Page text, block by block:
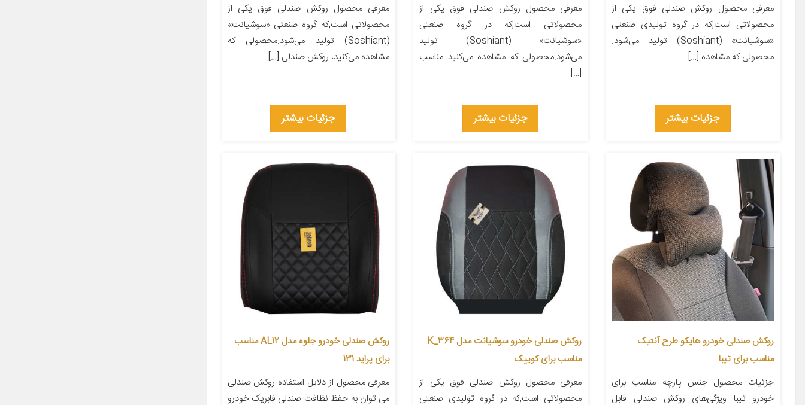
معرفی محصول روکش صندلی فوق یکی از
محصولاتی است,که در گروه تولیدی صنعتی
«سوشیانت» (Soshiant) تولید می‌شود.
محصولی که مشاهده […]
جزئیات بیشتر
معرفی محصول روکش صندلی فوق یکی از
محصولاتی است,که در گروه صنعتی
«سوشیانت» (Soshiant) تولید
می‌شود.محصولی که مشاهده می‌کنید مناسب
[…]
جزئیات بیشتر
معرفی محصول روکش صندلی فوق یکی از
محصولاتی است,که گروه صنعتی «سوشیانت»
(Soshiant) تولید می‌شود.محصولی که
مشاهده می‌کنید، روکش صندلی […]
جزئیات بیشتر
روکش صندلی خودرو هایکو طرح آنتیک
مناسب برای تیبا
جزئیات محصول جنس پارچه مناسب برای
خودرو تیبا ویژگی‌های روکش صندلی قابل
روکش صندلی خودرو سوشیانت مدل K_364
مناسب برای کوییک
معرفی محصول روکش صندلی فوق یکی از
محصولاتی است,که در گروه تولیدی صنعتی
روکش صندلی خودرو جلوه مدل AL12 مناسب
برای پراید 131
معرفی محصول از دلایل استفاده روکش صندلی
می توان به حفظ نظافت صندلی فابریک خودرو